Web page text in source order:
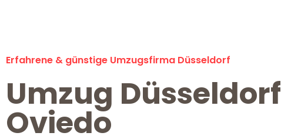
Erfahrene & günstige Umzugsfirma Düsseldorf
Umzug Düsseldorf
Oviedo